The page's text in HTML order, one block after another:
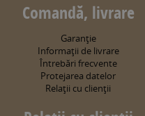
Comandă, livrare
Garanţie
Informaţii de livrare
Întrebări frecvente
Protejarea datelor
Relaţii cu clienţii